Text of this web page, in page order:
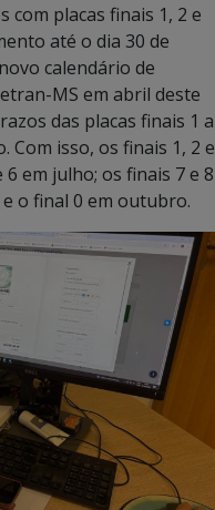
com placas finais 1, 2 e
até o dia 30 de
calendário de
MS em abril deste
das placas finais 1 a
Com isso, os finais 1, 2 e
em julho; os finais 7 e 8
o final 0 em outubro.